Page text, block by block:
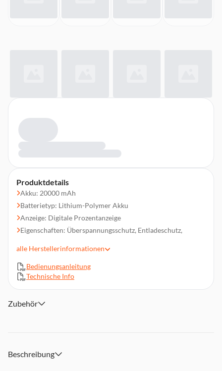
Produktdetails
Akku: 20000 mAh
Batterietyp: Lithium-Polymer Akku
Anzeige: Digitale Prozentanzeige
Eigenschaften: Überspannungsschutz, Entladeschutz,
Zubehör: USB-C zu USB-C Ladekabel
alle Herstellerinformationen
Bedienungsanleitung
Technische Info
Zubehör
Beschreibung